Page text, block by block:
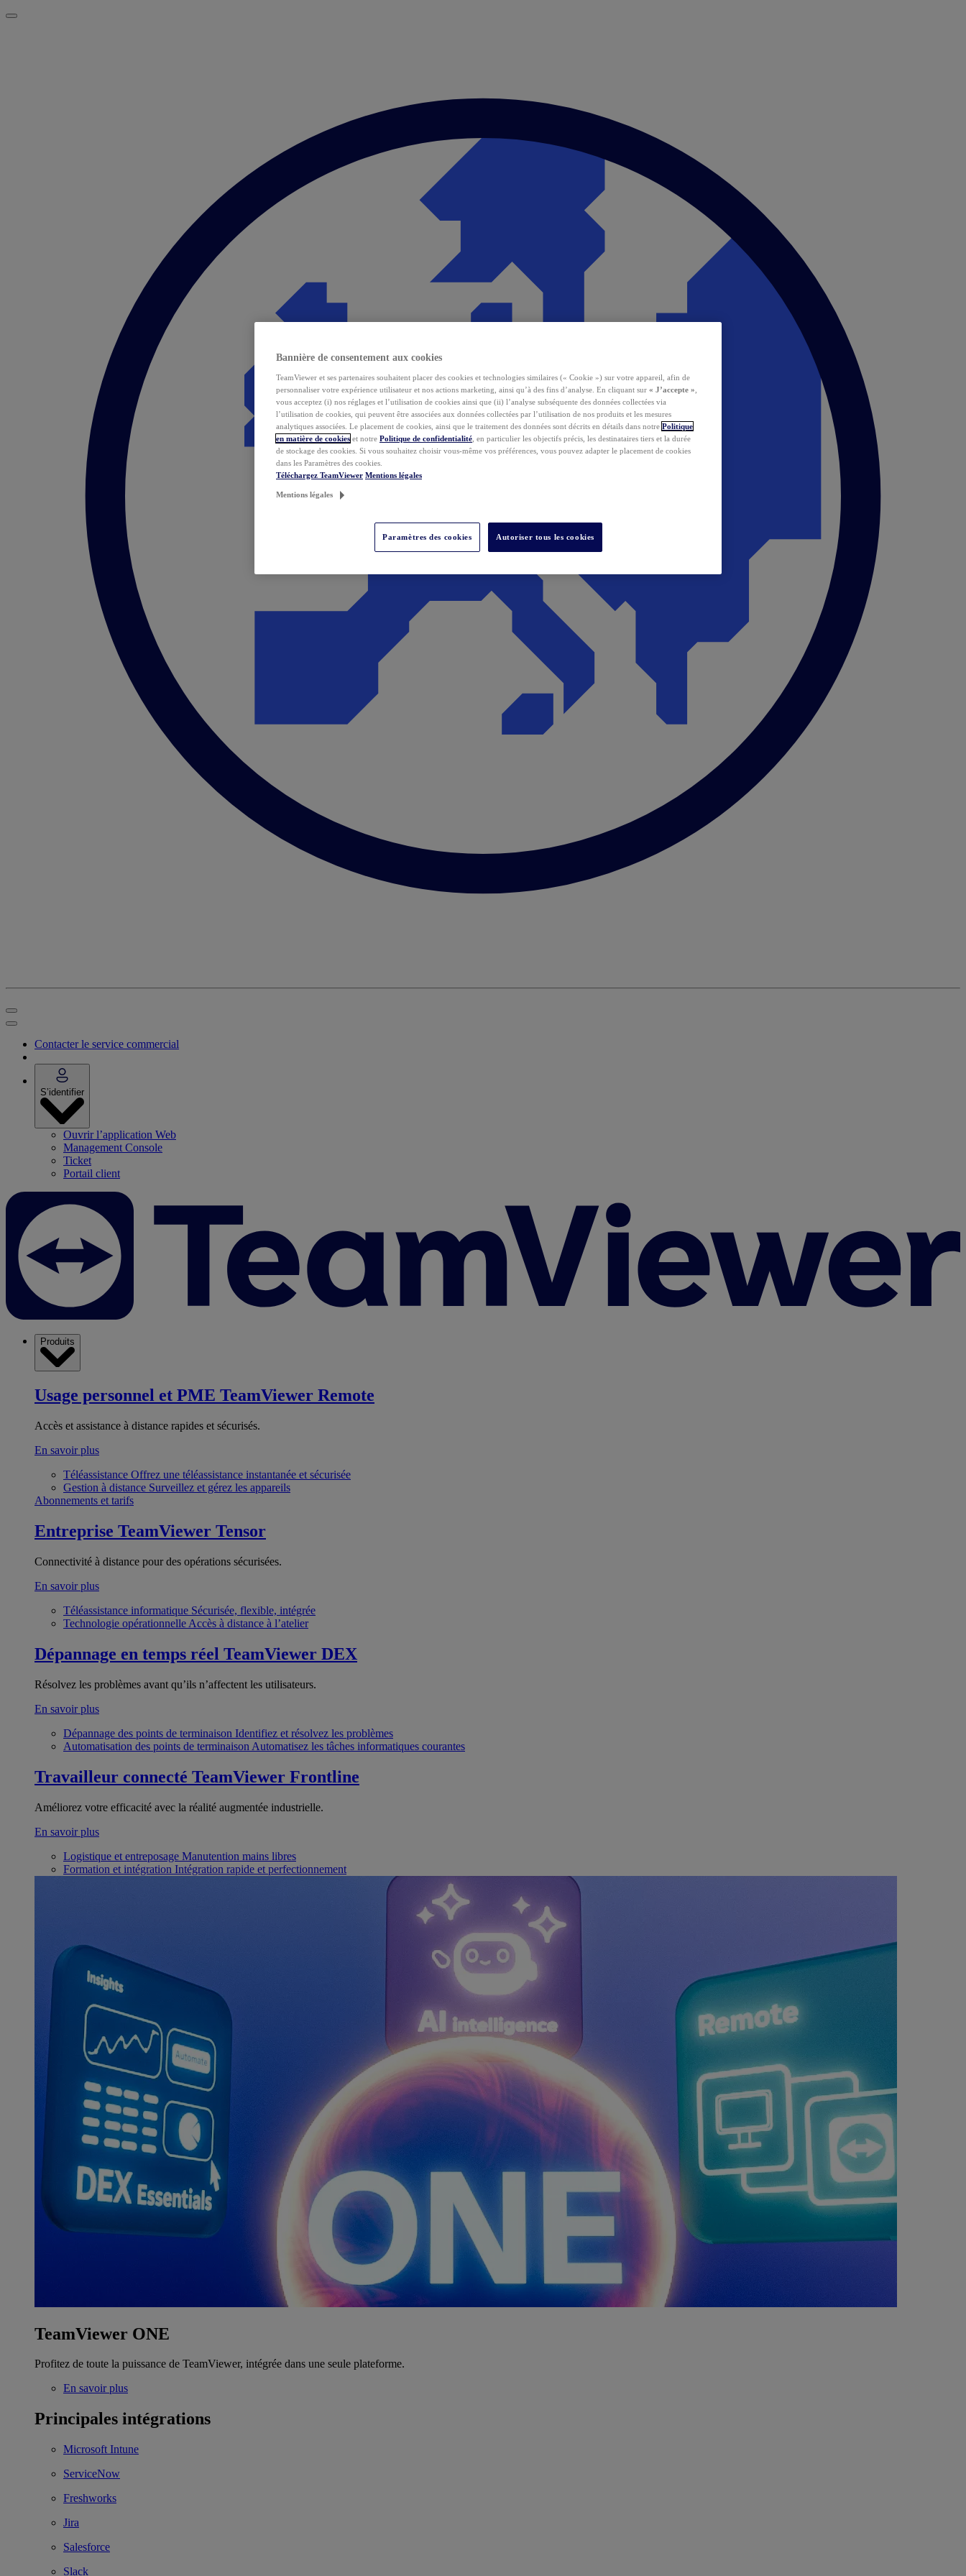
Contacter le service commercial
S’identifier
Ouvrir l’application Web
Management Console
Ticket
Portail client
Produits
Usage personnel et PME TeamViewer Remote
Accès et assistance à distance rapides et sécurisés.
En savoir plus
Téléassistance Offrez une téléassistance instantanée et sécurisée
Gestion à distance Surveillez et gérez les appareils
Abonnements et tarifs
Entreprise TeamViewer Tensor
Connectivité à distance pour des opérations sécurisées.
En savoir plus
Téléassistance informatique Sécurisée, flexible, intégrée
Technologie opérationnelle Accès à distance à l’atelier
Dépannage en temps réel TeamViewer DEX
Résolvez les problèmes avant qu’ils n’affectent les utilisateurs.
En savoir plus
Dépannage des points de terminaison Identifiez et résolvez les problèmes
Automatisation des points de terminaison Automatisez les tâches informatiques courantes
Travailleur connecté TeamViewer Frontline
Améliorez votre efficacité avec la réalité augmentée industrielle.
En savoir plus
Logistique et entreposage Manutention mains libres
Formation et intégration Intégration rapide et perfectionnement
TeamViewer ONE
Profitez de toute la puissance de TeamViewer, intégrée dans une seule plateforme.
En savoir plus
Principales intégrations
Microsoft Intune
ServiceNow
Freshworks
Jira
Salesforce
Slack
Bannière de consentement aux cookies
TeamViewer et ses partenaires souhaitent placer des cookies et technologies similaires (« Cookie ») sur votre appareil, afin de
personnaliser votre expérience utilisateur et nos actions marketing, ainsi qu’à des fins d’analyse. En cliquant sur « J’accepte »
vous acceptez (i) nos réglages et l’utilisation de cookies ainsi que (ii) l’analyse subséquente des données collectées via
l’utilisation de cookies, qui peuvent être associées aux données collectées par l’utilisation de nos produits et les mesures
analytiques associées. Le placement de cookies, ainsi que le traitement des données sont décrits en détails dans notre Politique
en matière de cookies et notre Politique de confidentialité , en particulier les objectifs précis, les destinataires tiers et la durée
de stockage des cookies. Si vous souhaitez choisir vous-même vos préférences, vous pouvez adapter le placement de cookies
dans les Paramètres des cookies.
Téléchargez TeamViewer Mentions légales
Mentions légales
Paramètres des cookies Autoriser tous les cookies